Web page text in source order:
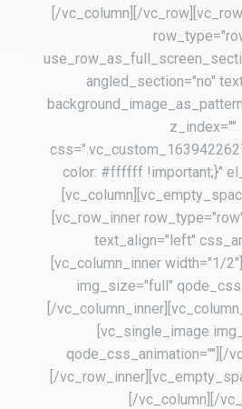
[/vc_column][/
angled_section="no"
z_index=""
color: #ffffff !important;}"
[vc_row_inner
text_align="left"
[vc_column_inner width="1/
img_size="full"
[/
[vc_single_image
qode_css_animation=""][/
[/
[/vc_column][/